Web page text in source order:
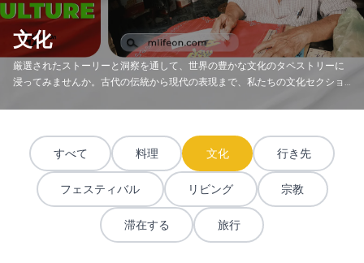
文化
厳選されたストーリーと洞察を通して、世界の豊かな文化のタペストリーに
浸ってみませんか。古代の伝統から現代の表現まで、私たちの文化セクショ
文化慣習の進化など、何に興味があっても、私たちと共に、人類共通の人間
性を形作る美しく複雑な世界を探求しましょう。
すべて 料理 文化 行き先
フェスティバル リビング 宗教
滞在する 旅行